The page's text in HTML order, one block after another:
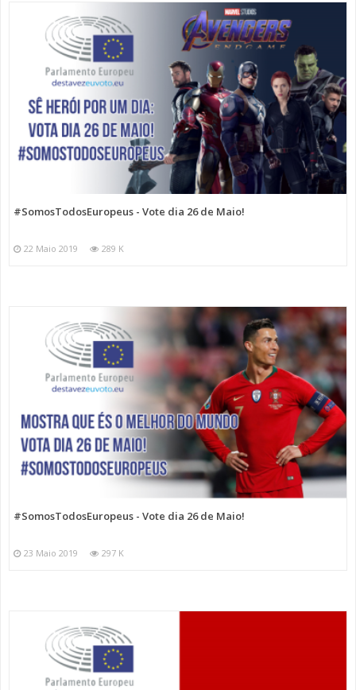
#SomosTodosEuropeus - Vote dia 26 de Maio!
22 Maio 2019 289 K
#SomosTodosEuropeus - Vote dia 26 de Maio!
23 Maio 2019 297 K